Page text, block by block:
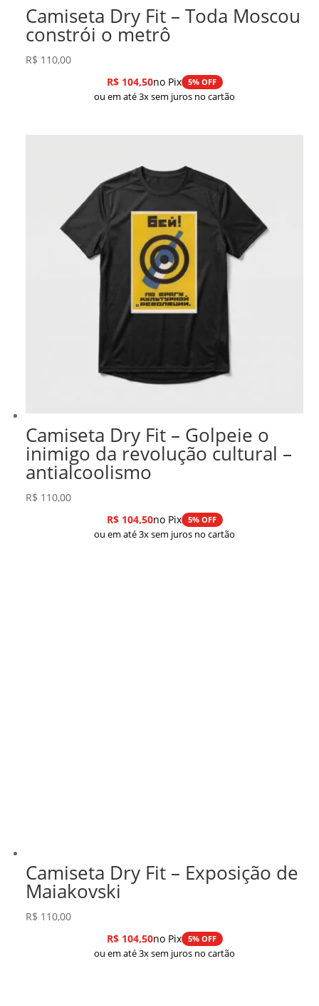
Camiseta Dry Fit – Toda Moscou
constrói o metrô
R$ 110,00
R$104,50no Pix 5% OFF
ou em até 3x sem juros no cartão
Camiseta Dry Fit – Golpeie o
inimigo da revolução cultural –
antialcoolismo
R$ 110,00
R$104,50no Pix 5% OFF
ou em até 3x sem juros no cartão
Camiseta Dry Fit – Exposição de
Maiakovski
R$ 110,00
R$104,50no Pix 5% OFF
ou em até 3x sem juros no cartão